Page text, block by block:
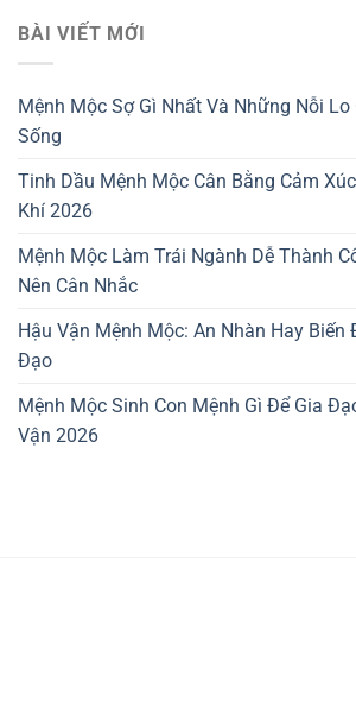
BÀI VIẾT MỚI
Mệnh Mộc Sợ Gì Nhất Và Những Nỗi Lo
Sống
Tinh Dầu Mệnh Mộc Cân Bằng Cảm
Khí 2026
Mệnh Mộc Làm Trái Ngành Dễ Thành
Nên Cân Nhắc
Hậu Vận Mệnh Mộc: An Nhàn Hay Biến
Đạo
Mệnh Mộc Sinh Con Mệnh Gì Để Gia
Vận 2026